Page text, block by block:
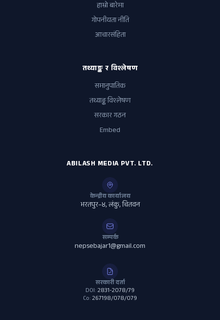
हाम्रो बारेमा
गोपनीयता नीति
आचारसंहिता
तथ्याङ्क र विश्लेषण
समानुपातिक
तथ्याङ्क विश्लेषण
सरकार गठन
Embed
ABILASH MEDIA PVT. LTD.
केन्द्रीय कार्यालय
भरतपुर–४, लंकु, चितवन
सम्पर्क
nepsebajar1@gmail.com
सरकारी दर्ता
DOI: 2831-2078/79
Co: 267198/078/079